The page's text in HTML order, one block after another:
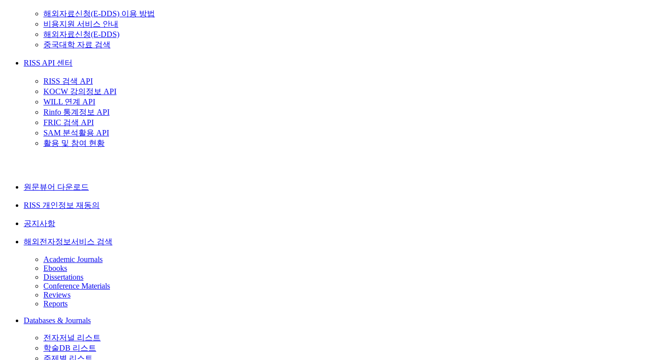
해외자료신청(E-DDS) 이용 방법
비용지원 서비스 안내
해외자료신청(E-DDS)
중국대학 자료 검색
RISS API 센터
RISS 검색 API
KOCW 강의정보 API
WILL 연계 API
Rinfo 통계정보 API
FRIC 검색 API
SAM 분석활용 API
활용 및 참여 현황
원문뷰어 다운로드
RISS 개인정보 재동의
공지사항
해외전자정보서비스 검색
Academic Journals
Ebooks
Dissertations
Conference Materials
Reviews
Reports
Databases & Journals
전자저널 리스트
학술DB 리스트
주제별 리스트